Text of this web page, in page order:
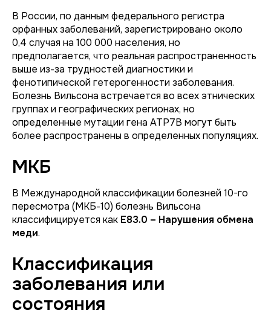
В России, по данным федерального регистра
орфанных заболеваний, зарегистрировано около
0,4 случая на 100 000 населения, но
предполагается, что реальная распространенность
выше из-за трудностей диагностики и
фенотипической гетерогенности заболевания.
Болезнь Вильсона встречается во всех этнических
группах и географических регионах, но
определенные мутации гена ATP7B могут быть
более распространены в определенных популяциях.
МКБ
В Международной классификации болезней 10-го
пересмотра (МКБ-10) болезнь Вильсона
классифицируется как E83.0 – Нарушения обмена
меди.
Классификация
заболевания или
состояния